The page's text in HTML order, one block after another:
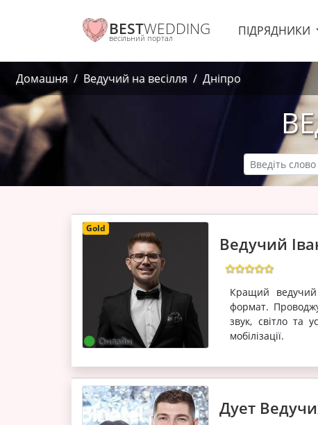
BESTWEDDING
весільний портал ПІДРЯДНИКИ
Домашня Ведучий на весілля Дніпро
Gold
Онлайн
Ведучий
Кращий ведучий
формат.
звук, світло та
мобілізації.
Дует